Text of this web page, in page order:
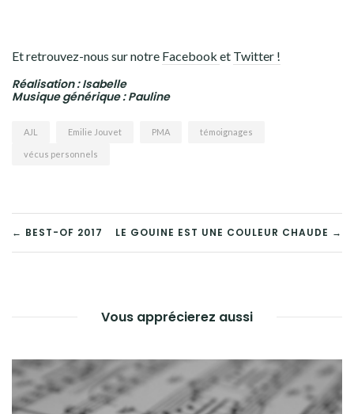
Et retrouvez-nous sur notre Facebook et Twitter !
Réalisation : Isabelle
Musique générique : Pauline
AJL Emilie Jouvet PMA témoignages
vécus personnels
NAVIGATION
L’ARTICLE
← BEST-OF 2017 LE GOUINE EST UNE COULEUR CHAUDE →
Vous apprécierez aussi